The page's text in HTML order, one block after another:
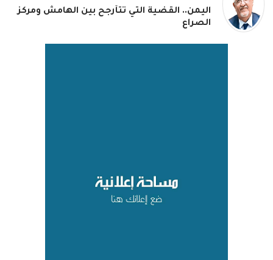
اليمن.. القضية التي تتأرجح بين الهامش ومركز
الصراع